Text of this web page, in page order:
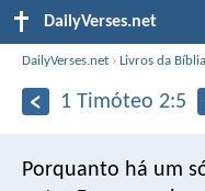
DailyVerses.net
DailyVerses.net ›Livros da Bíblia
1 Timóteo 2:5
Porquanto há um